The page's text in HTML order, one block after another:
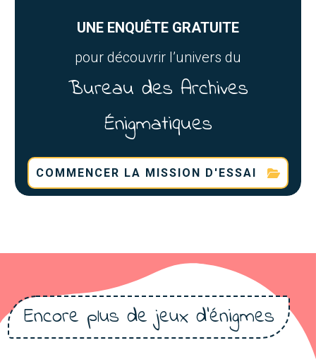
UNE ENQUÊTE GRATUITE
pour découvrir l’univers du
Bureau des Archives
Énigmatiques
COMMENCER LA MISSION D'ESSAI
Encore plus de jeux d'énigmes